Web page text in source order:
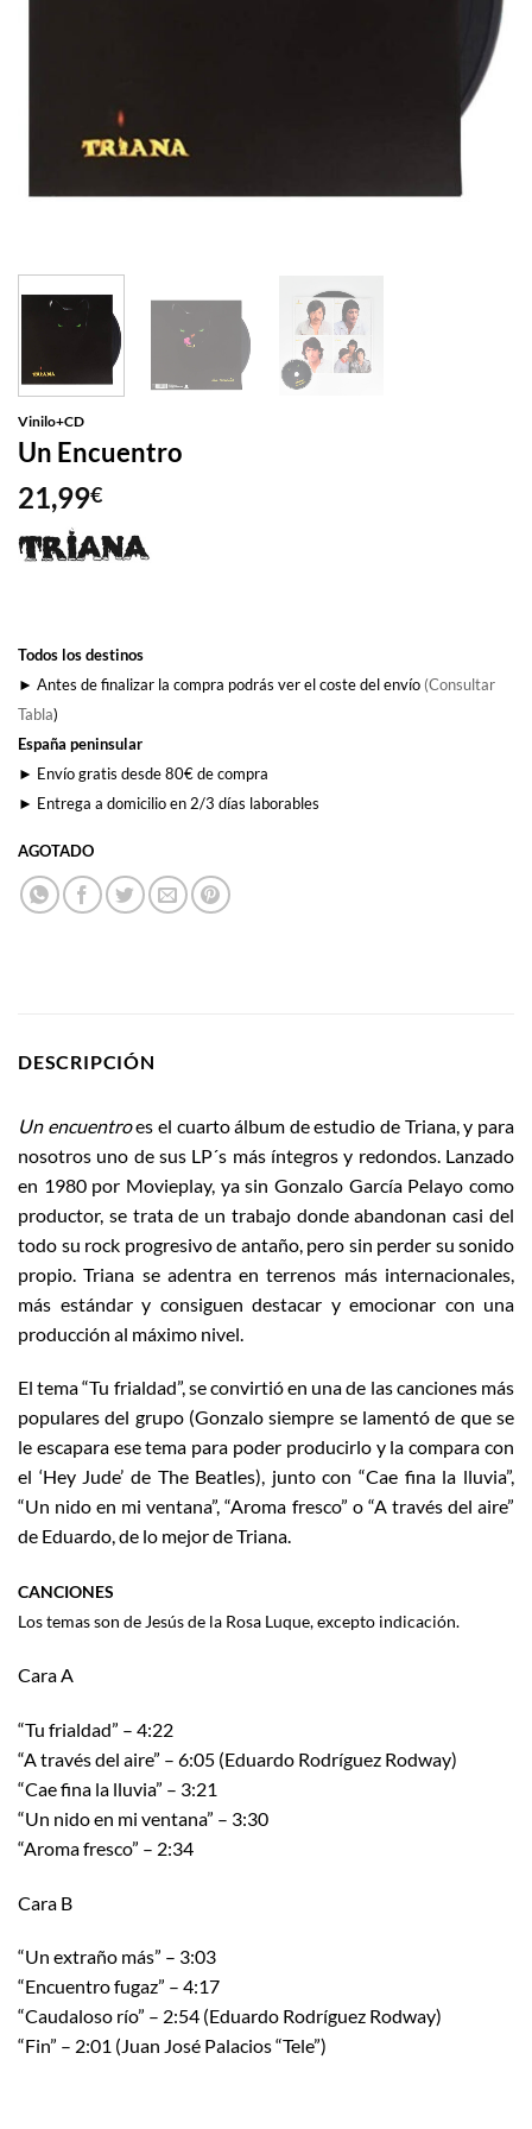
Vinilo+CD
Un Encuentro
21,99€
Todos los destinos
► Antes de finalizar la compra podrás ver el coste del envío (Consultar
Tabla)
España peninsular
► Envío gratis desde 80€ de compra
► Entrega a domicilio en 2/3 días laborables
AGOTADO
DESCRIPCIÓN
Un encuentroes el cuarto álbum de estudio de Triana, y para
nosotros uno de sus LP´s más íntegros y redondos. Lanzado
en 1980 por Movieplay, ya sin Gonzalo García Pelayo como
productor, se trata de un trabajo donde abandonan casi del
todo su rock progresivo de antaño, pero sin perder su sonido
propio. Triana se adentra en terrenos más internacionales,
más estándar y consiguen destacar y emocionar con una
producción al máximo nivel.
El tema “Tu frialdad”, se convirtió en una de las canciones más
populares del grupo (Gonzalo siempre se lamentó de que se
le escapara ese tema para poder producirlo y la compara con
el ‘Hey Jude’ de The Beatles), junto con “Cae fina la lluvia”,
“Un nido en mi ventana”, “Aroma fresco” o “A través del aire”
de Eduardo, de lo mejor de Triana.
CANCIONES
Los temas son de Jesús de la Rosa Luque, excepto indicación.
Cara A
“Tu frialdad” – 4:22
“A través del aire” – 6:05 (Eduardo Rodríguez Rodway)
“Cae fina la lluvia” – 3:21
“Un nido en mi ventana” – 3:30
“Aroma fresco” – 2:34
Cara B
“Un extraño más” – 3:03
“Encuentro fugaz” – 4:17
“Caudaloso río” – 2:54 (Eduardo Rodríguez Rodway)
“Fin” – 2:01 (Juan José Palacios “Tele”)